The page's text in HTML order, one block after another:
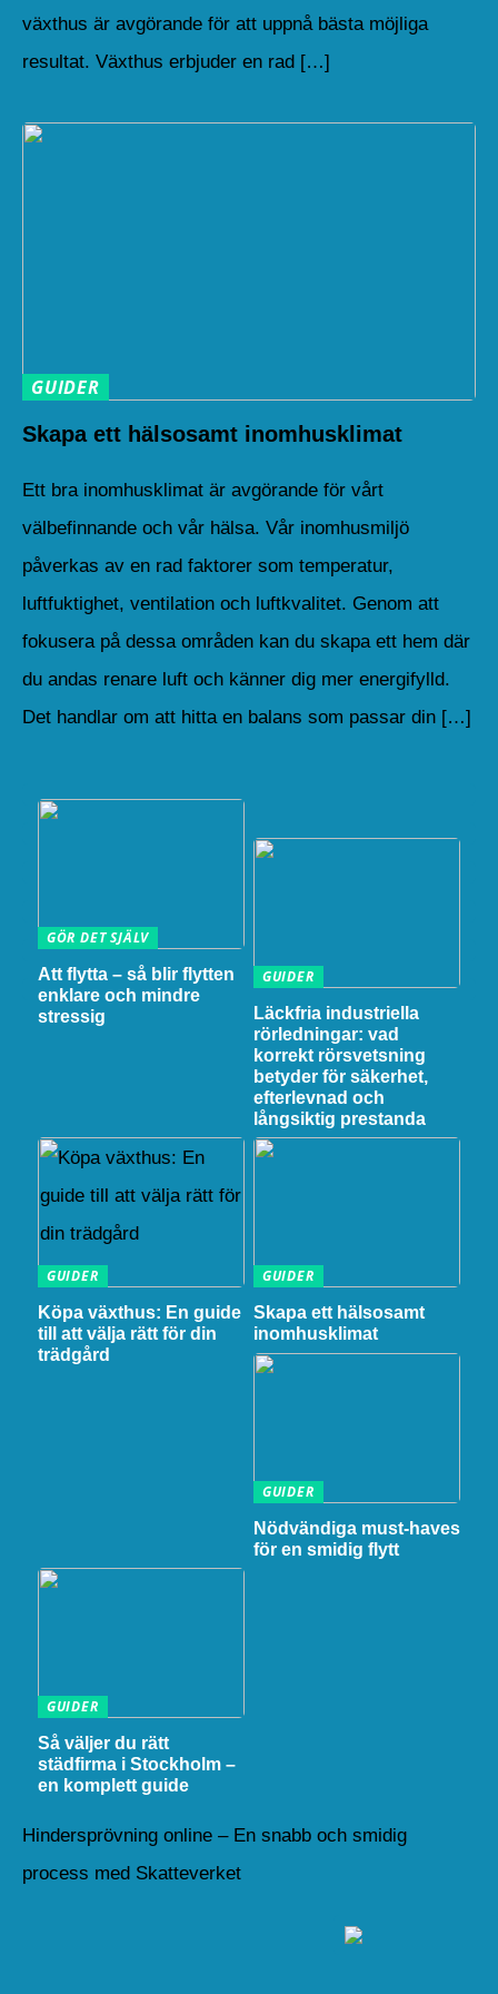
växthus är avgörande för att uppnå bästa möjliga
resultat. Växthus erbjuder en rad […]
GUIDER
Skapa ett hälsosamt inomhusklimat
Ett bra inomhusklimat är avgörande för vårt
välbefinnande och vår hälsa. Vår inomhusmiljö
påverkas av en rad faktorer som temperatur,
luftfuktighet, ventilation och luftkvalitet. Genom att
fokusera på dessa områden kan du skapa ett hem där
du andas renare luft och känner dig mer energifylld.
Det handlar om att hitta en balans som passar din […]
GÖR DET SJÄLV
Att flytta – så blir flytten
enklare och mindre
stressig
GUIDER
Läckfria industriella
rörledningar: vad
korrekt rörsvetsning
betyder för säkerhet,
efterlevnad och
långsiktig prestanda
GUIDER
Köpa växthus: En guide
till att välja rätt för din
trädgård
GUIDER
Skapa ett hälsosamt
inomhusklimat
GUIDER
Nödvändiga must-haves
för en smidig flytt
GUIDER
Så väljer du rätt
städfirma i Stockholm –
en komplett guide
Hindersprövning online – En snabb och smidig
process med Skatteverket